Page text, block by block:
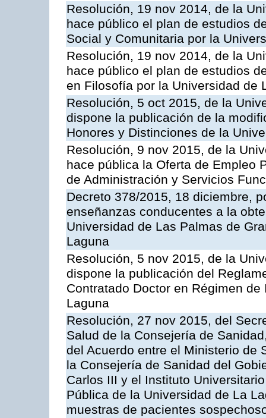
Resolución, 19 nov 2014, de la
hace público el plan de estudios
Social y Comunitaria por la
Resolución, 19 nov 2014, de la
hace público el plan de estudios
en Filosofía por la Universidad de
Resolución, 5 oct 2015, de la
dispone la publicación de la
Honores y Distinciones de la
Resolución, 9 nov 2015, de la
hace pública la Oferta de Empleo
de Administración y Servicios
Decreto 378/2015, 18 diciembre,
enseñanzas conducentes a la
Universidad de Las Palmas de
Laguna
Resolución, 5 nov 2015, de la
dispone la publicación del
Contratado Doctor en Régimen
Laguna
Resolución, 27 nov 2015, del
Salud de la Consejería de
del Acuerdo entre el Ministerio de
la Consejería de Sanidad del
Carlos III y el Instituto
Pública de la Universidad de La
muestras de pacientes